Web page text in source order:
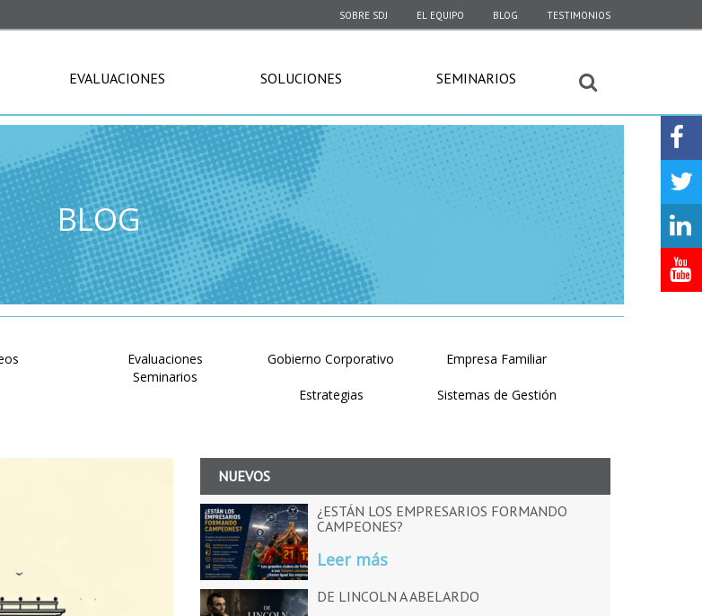
SOBRE SDJ EL EQUIPO BLOG TESTIMONIOS
EVALUACIONES SOLUCIONES SEMINARIOS
BLOG
Evaluaciones
Seminarios
Gobierno Corporativo Empresa Familiar
Estrategias Sistemas de Gestión
NUEVOS
¿ESTÁN LOS EMPRESARIOS FORMANDO
CAMPEONES?
Leer más
DE LINCOLN A ABELARDO